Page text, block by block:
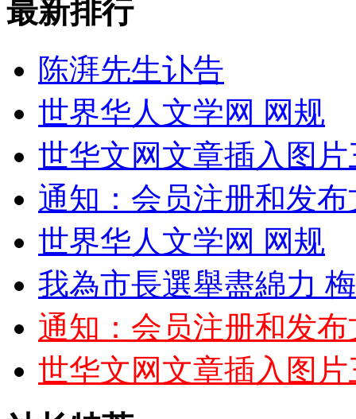
最新排行
陈湃先生讣告
世界华人文学网 网规
世华文网文章插入图
通知：会员注册和发
世界华人文学网 网规
我為市長選舉盡綿力
通知：会员注册和发
世华文网文章插入图